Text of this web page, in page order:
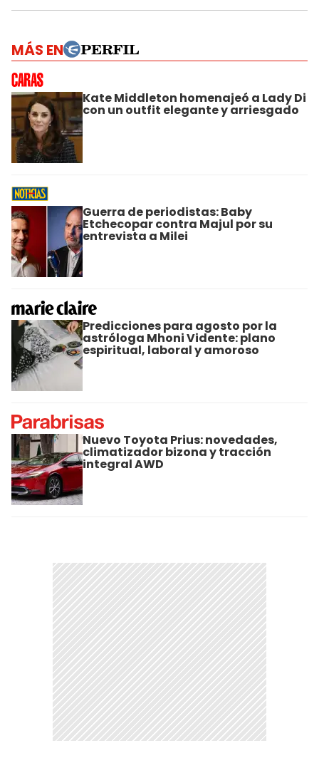
MÁS EN
Kate Middleton homenajeó a Lady Di
con un outfit elegante y arriesgado
Guerra de periodistas: Baby
Etchecopar contra Majul por su
entrevista a Milei
Predicciones para agosto por la
astróloga Mhoni Vidente: plano
espiritual, laboral y amoroso
Nuevo Toyota Prius: novedades,
climatizador bizona y tracción
integral AWD